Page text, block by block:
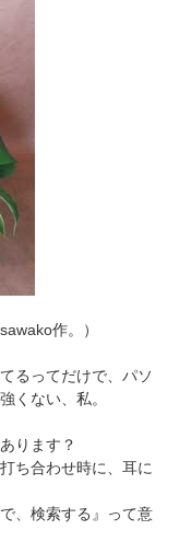
作。）
るってだけで、パソ
くない、私。
ります？
ち合わせ時に、耳に
、検索する』って意